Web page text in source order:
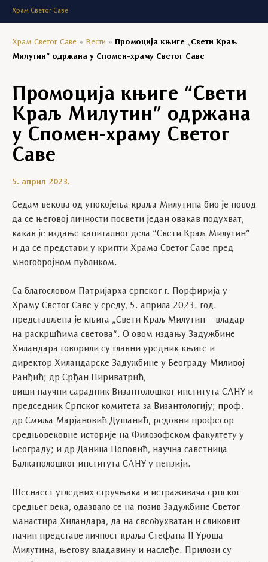
Храм Светог Саве
Храм Светог Саве » Вести » Промоција књиге „Свети Краљ
Милутин“ одржана у Спомен-храму Светог Саве
Промоција књиге “Свети
Краљ Милутин” одржана
у Спомен-храму Светог
Саве
5. април 2023.
Седам векова од упокојења краља Милутина био је повод
да се његовој личности посвети један овакав подухват,
какав је издање капиталног дела “Свети Краљ Милутин”
и да се представи у крипти Храма Светог Саве пред
многобројном публиком.
Са благословом Патријарха српског г. Порфирија у
Храму Светог Саве у среду, 5. априла 2023. год.
представљена је књига „Свети Краљ Милутин – владар
на раскршћима светова“. О овом издању Задужбине
Хиландара говорили су главни уредник књиге и
директор Хиландарске Задужбине у Београду Миливој
Ранђић; др Срђан Пириватрић,
виши научни сарадник Византолошког института САНУ и
председник Српског комитета за Византологију; проф.
др Смиља Марјановић Душанић, редовни професор
средњовековне историје на Филозофском факултету у
Београду; и др Даница Поповић, научна саветница
Балканолошког института САНУ у пензији.
Шеснаест угледних стручњака и истраживача српског
средњег века, одазвало се на позив Задужбине Светог
манастира Хиландара, да на свеобухватан и сликовит
начин представе личност краља Стефана II Уроша
Милутина, његову владавину и наслеђе. Прилози су